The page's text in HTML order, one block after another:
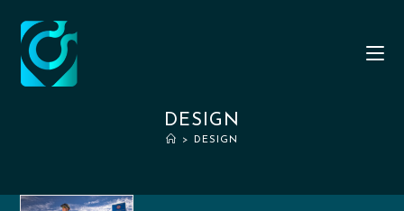
DESIGN
> DESIGN